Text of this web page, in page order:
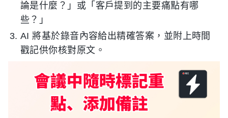
論是什麼？」或「客戶提到的主要痛點有哪
些？」
AI 將基於錄音內容給出精確答案，並附上時間
戳記供你核對原文。